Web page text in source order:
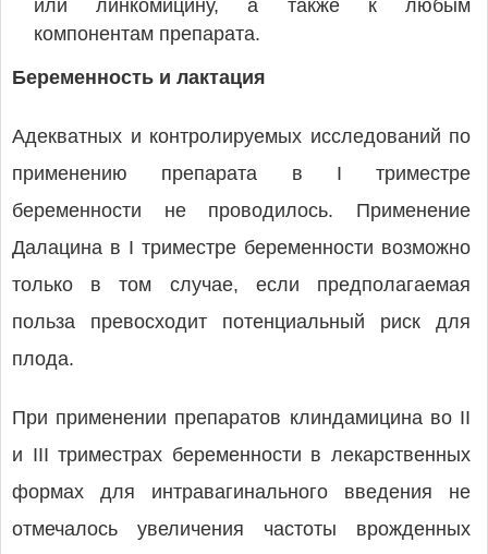
или линкомицину, а также к любым
компонентам препарата.
Беременность и лактация
Адекватных и контролируемых исследований по
применению препарата в I триместре
беременности не проводилось. Применение
Далацина в I триместре беременности возможно
только в том случае, если предполагаемая
польза превосходит потенциальный риск для
плода.
При применении препаратов клиндамицина во II
и III триместрах беременности в лекарственных
формах для интравагинального введения не
отмечалось увеличения частоты врожденных